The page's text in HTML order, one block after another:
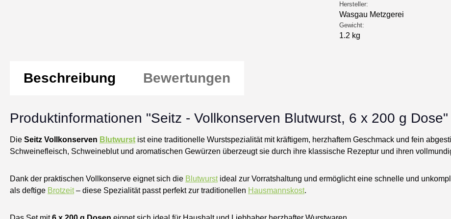
Hersteller:
Wasgau Metzgerei
Gewicht:
1.2 kg
Beschreibung Bewertungen
Produktinformationen "Seitz - Vollkonserven Blutwurst, 6 x 200 g Dose"
Die Seitz Vollkonserven Blutwurst ist eine traditionelle Wurstspezialität mit kräftigem, herzhaftem Geschmack und fein
Schweinefleisch, Schweineblut und aromatischen Gewürzen überzeugt sie durch ihre klassische Rezeptur und ihren
Dank der praktischen Vollkonserve eignet sich die Blutwurstideal zur Vorratshaltung und ermöglicht eine schnelle und
als deftige Brotzeit– diese Spezialität passt perfekt zur traditionellen Hausmannskost.